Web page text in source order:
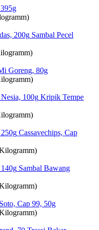
Sambal Pecel
Goreng, 80g
Kripik Tempe
Cassavechips, Cap
Sambal Bawang
Cap 99, 50g